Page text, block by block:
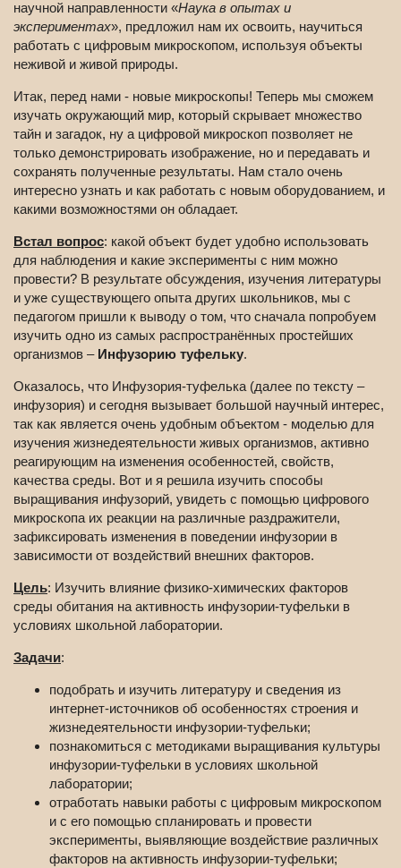
научной направленности «Наука в опытах и
экспериментах», предложил нам их освоить, научиться
работать с цифровым микроскопом, используя объекты
неживой и живой природы.
Итак, перед нами - новые микроскопы! Теперь мы сможем
изучать окружающий мир, который скрывает множество
тайн и загадок, ну а цифровой микроскоп позволяет не
только демонстрировать изображение, но и передавать и
сохранять полученные результаты. Нам стало очень
интересно узнать и как работать с новым оборудованием, и
какими возможностями он обладает.
Встал вопрос: какой объект будет удобно использовать
для наблюдения и какие эксперименты с ним можно
провести? В результате обсуждения, изучения литературы
и уже существующего опыта других школьников, мы с
педагогом пришли к выводу о том, что сначала попробуем
изучить одно из самых распространённых простейших
организмов – Инфузорию туфельку.
Оказалось, что Инфузория-туфелька (далее по тексту –
инфузория) и сегодня вызывает большой научный интерес,
так как является очень удобным объектом - моделью для
изучения жизнедеятельности живых организмов, активно
реагирующим на изменения особенностей, свойств,
качества среды. Вот и я решила изучить способы
выращивания инфузорий, увидеть с помощью цифрового
микроскопа их реакции на различные раздражители,
зафиксировать изменения в поведении инфузории в
зависимости от воздействий внешних факторов.
Цель: Изучить влияние физико-химических факторов
среды обитания на активность инфузории-туфельки в
условиях школьной лаборатории.
Задачи:
подобрать и изучить литературу и сведения из
интернет-источников об особенностях строения и
жизнедеятельности инфузории-туфельки;
познакомиться с методиками выращивания культуры
инфузории-туфельки в условиях школьной
лаборатории;
отработать навыки работы с цифровым микроскопом
и с его помощью спланировать и провести
эксперименты, выявляющие воздействие различных
факторов на активность инфузории-туфельки;